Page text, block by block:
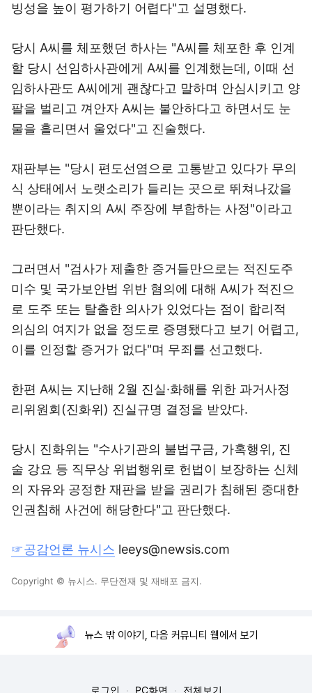
빙성을 높이 평가하기 어렵다"고 설명했다.
당시 A씨를 체포했던 하사는 "A씨를 체포한 후 인계
할 당시 선임하사관에게 A씨를 인계했는데, 이때 선
임하사관도 A씨에게 괜찮다고 말하며 안심시키고 양
팔을 벌리고 껴안자 A씨는 불안하다고 하면서도 눈
물을 흘리면서 울었다"고 진술했다.
재판부는 "당시 편도선염으로 고통받고 있다가 무의
식 상태에서 노랫소리가 들리는 곳으로 뛰쳐나갔을
뿐이라는 취지의 A씨 주장에 부합하는 사정"이라고
판단했다.
그러면서 "검사가 제출한 증거들만으로는 적진도주
미수 및 국가보안법 위반 혐의에 대해 A씨가 적진으
로 도주 또는 탈출한 의사가 있었다는 점이 합리적
의심의 여지가 없을 정도로 증명됐다고 보기 어렵고,
이를 인정할 증거가 없다"며 무죄를 선고했다.
한편 A씨는 지난해 2월 진실·화해를 위한 과거사정
리위원회(진화위) 진실규명 결정을 받았다.
당시 진화위는 "수사기관의 불법구금, 가혹행위, 진
술 강요 등 직무상 위법행위로 헌법이 보장하는 신체
의 자유와 공정한 재판을 받을 권리가 침해된 중대한
인권침해 사건에 해당한다"고 판단했다.
☞공감언론 뉴시스 leeys@newsis.com
Copyright © 뉴시스. 무단전재 및 재배포 금지.
뉴스 밖 이야기, 다음 커뮤니티 웹에서 보기
로그인 PC화면 전체보기